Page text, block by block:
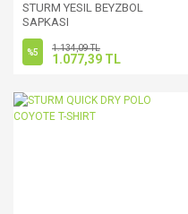
STURM YESIL BEYZBOL
SAPKASI
%5 1.134,09 TL
1.077,39 TL